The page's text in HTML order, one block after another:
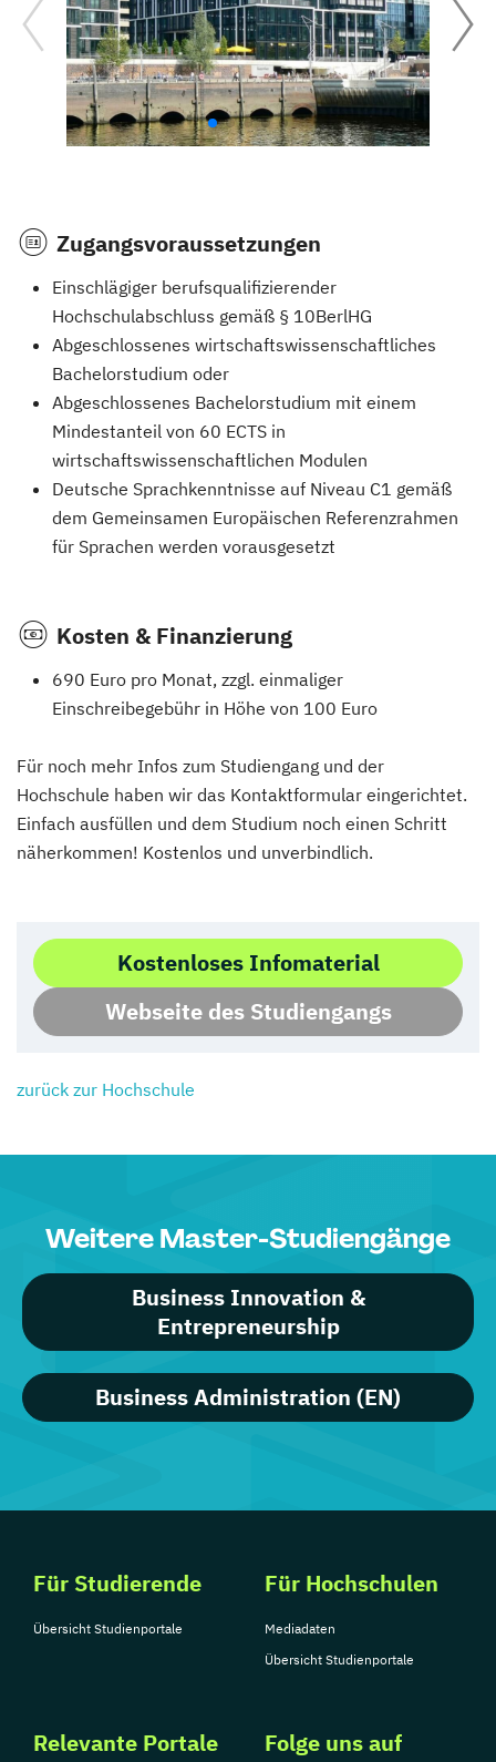
Zugangsvoraussetzungen
Einschlägiger berufsqualifizierender
Hochschulabschluss gemäß § 10BerlHG
Abgeschlossenes wirtschaftswissenschaftliches
Bachelorstudium oder
Abgeschlossenes Bachelorstudium mit einem
Mindestanteil von 60 ECTS in
wirtschaftswissenschaftlichen Modulen
Deutsche Sprachkenntnisse auf Niveau C1 gemäß
dem Gemeinsamen Europäischen Referenzrahmen
für Sprachen werden vorausgesetzt
Kosten & Finanzierung
690 Euro pro Monat, zzgl. einmaliger
Einschreibegebühr in Höhe von 100 Euro
Für noch mehr Infos zum Studiengang und der
Hochschule haben wir das Kontaktformular eingerichtet.
Einfach ausfüllen und dem Studium noch einen Schritt
näherkommen! Kostenlos und unverbindlich.
Kostenloses Infomaterial
Webseite des Studiengangs
zurück zur Hochschule
Weitere Master-Studiengänge
Business Innovation &
Entrepreneurship
Business Administration (EN)
Für Studierende
Übersicht Studienportale
Für Hochschulen
Mediadaten
Übersicht Studienportale
Relevante Portale Folge uns auf